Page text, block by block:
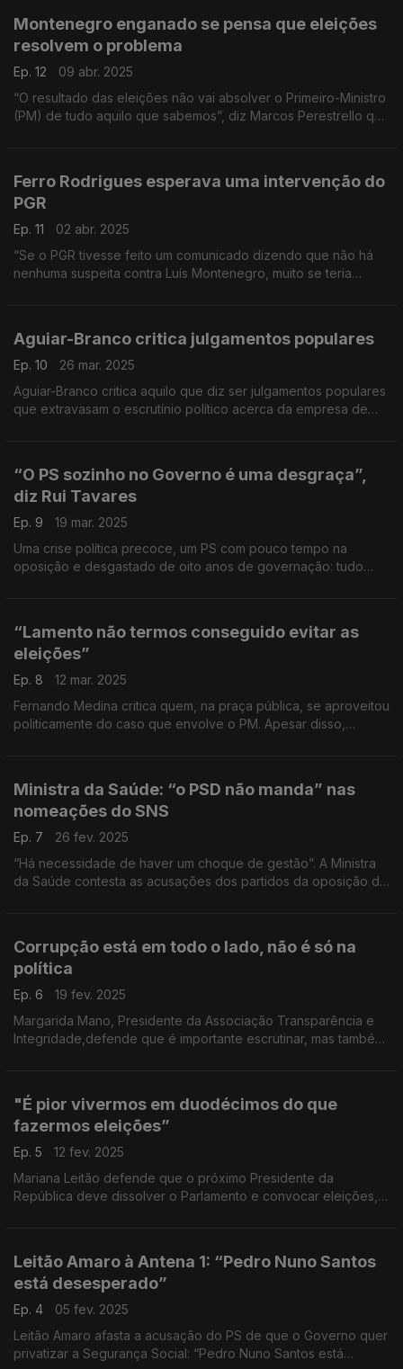
Montenegro enganado se pensa que eleições
resolvem o problema
Ep. 12
09 abr. 2025
“O resultado das eleições não vai absolver o Primeiro-Ministro
(PM) de tudo aquilo que sabemos”, diz Marcos Perestrello que
Ferro Rodrigues esperava uma intervenção do
PGR
Ep. 11
02 abr. 2025
“Se o PGR tivesse feito um comunicado dizendo que não há
nenhuma suspeita contra Luís Montenegro, muito se teria
Aguiar-Branco critica julgamentos populares
Ep. 10
26 mar. 2025
Aguiar-Branco critica aquilo que diz ser julgamentos populares
que extravasam o escrutínio político acerca da empresa de
“O PS sozinho no Governo é uma desgraça”,
diz Rui Tavares
Ep. 9
19 mar. 2025
Uma crise política precoce, um PS com pouco tempo na
oposição e desgastado de oito anos de governação: tudo
“Lamento não termos conseguido evitar as
eleições”
Ep. 8
12 mar. 2025
Fernando Medina critica quem, na praça pública, se aproveitou
politicamente do caso que envolve o PM. Apesar disso,
Ministra da Saúde: “o PSD não manda” nas
nomeações do SNS
Ep. 7
26 fev. 2025
“Há necessidade de haver um choque de gestão”. A Ministra
da Saúde contesta as acusações dos partidos da oposição de
Corrupção está em todo o lado, não é só na
política
Ep. 6
19 fev. 2025
Margarida Mano, Presidente da Associação Transparência e
Integridade,defende que é importante escrutinar, mas também
"É pior vivermos em duodécimos do que
fazermos eleições”
Ep. 5
12 fev. 2025
Mariana Leitão defende que o próximo Presidente da
República deve dissolver o Parlamento e convocar eleições,
Leitão Amaro à Antena 1: “Pedro Nuno Santos
está desesperado”
Ep. 4
05 fev. 2025
Leitão Amaro afasta a acusação do PS de que o Governo quer
privatizar a Segurança Social: “Pedro Nuno Santos está